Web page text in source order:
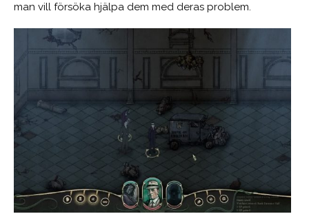
man vill försöka hjälpa dem med deras problem.